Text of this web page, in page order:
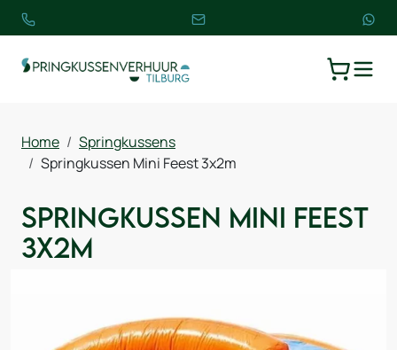
Home
Springkussens
Springkussen Mini Feest 3x2m
Springkussen Mini Feest
3x2m